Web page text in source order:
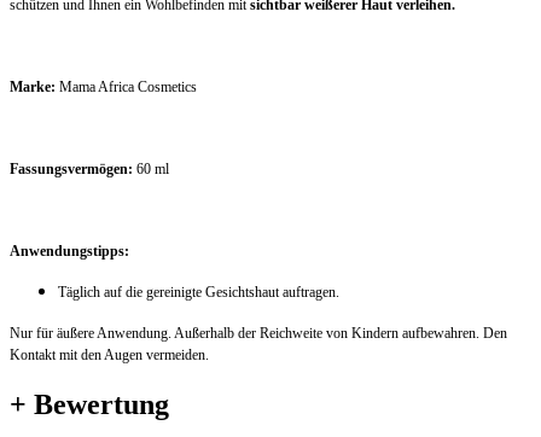
schützen und Ihnen ein Wohlbefinden mitsichtbar weißerer Haut verleihen.
Marke: Mama Africa Cosmetics
Fassungsvermögen: 60 ml
Anwendungstipps:
Täglich auf die gereinigte Gesichtshaut auftragen.
Nur für äußere Anwendung. Außerhalb der Reichweite von Kindern aufbewahren. Den
Kontakt mit den Augen vermeiden.
+ Bewertung